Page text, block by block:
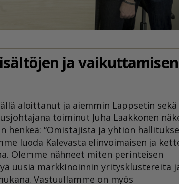
ja vaikuttamisen
aloittanut ja aiemmin Lappsetin sekä
toiminut Juha Laakkonen
henkeä: “Omistajista ja yhtiön
luoda Kalevasta elinvoimaisen ja
Olemme nähneet miten perinteisen
uusia markkinoinnin yritysklustereita
Vastuullamme on myös